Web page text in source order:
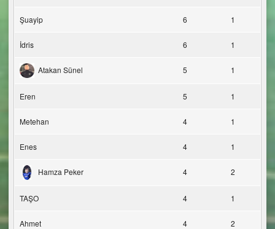
Şuayip 6 1
İdris 6 1
Atakan Sünel 5 1
Eren 5 1
Metehan 4 1
Enes 4 1
Hamza Peker 4 2
TAŞO 4 1
Ahmet 4 2